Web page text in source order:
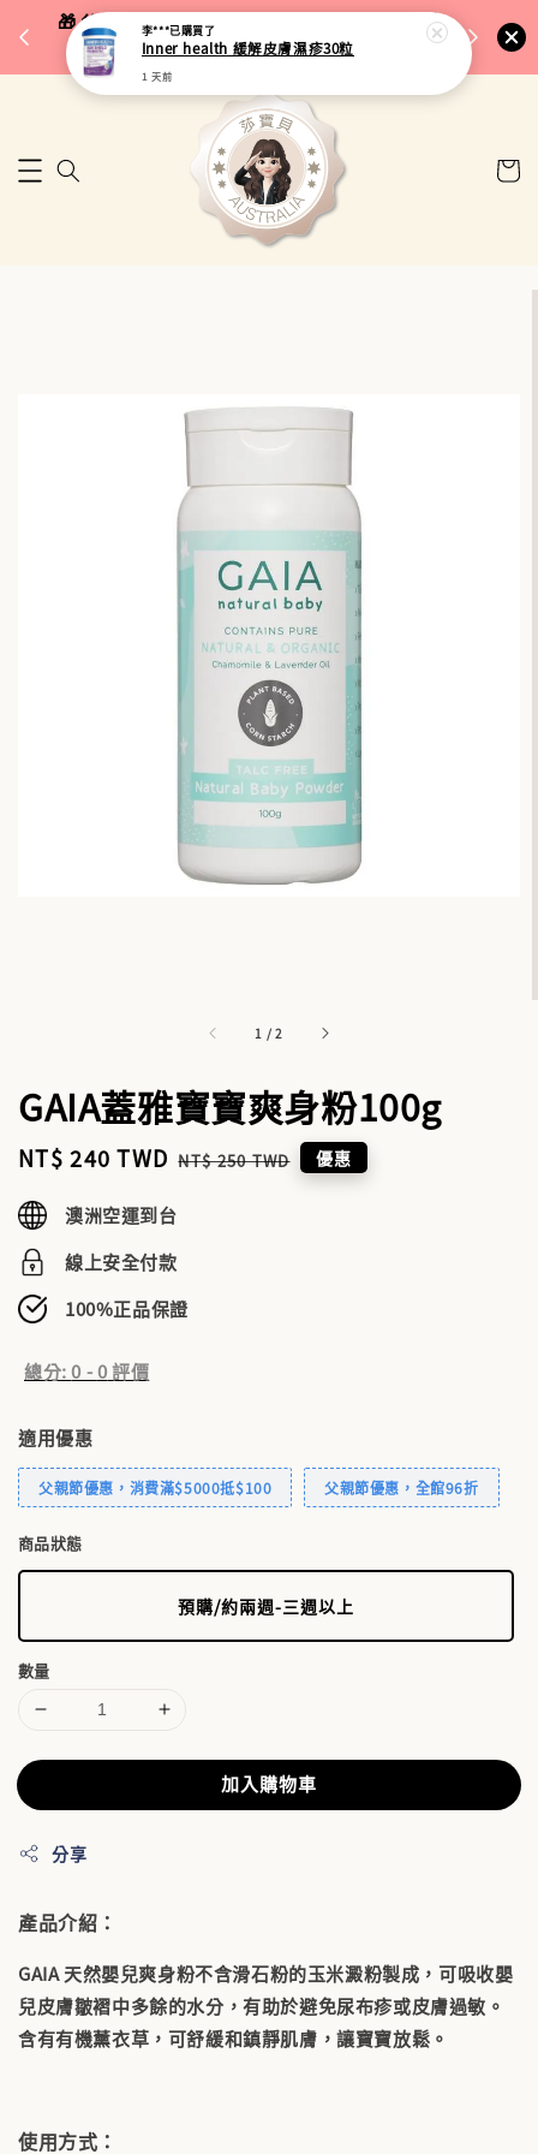
🎁 父親節限定｜全館96折・指定品牌88折｜滿
$5,000再折$100
🚚 台
1 /2
GAIA蓋雅寶寶爽身粉100g
Sale
NT$ 240 TWD Regular
NT$ 250 TWD 優惠
澳洲空運到台
線上安全付款
100%正品保證
總分:0 -0評價
適用優惠
父親節優惠，消費滿$5000抵$100 父親節優惠，全館96折
商品狀態
預購/約兩週-三週以上
數量
加入購物車
分享
產品介紹：
GAIA 天然嬰兒爽身粉不含滑石粉的玉米澱粉製成，可吸收嬰
兒皮膚皺褶中多餘的水分，有助於避免尿布疹或皮膚過敏。
含有有機薰衣草，可舒緩和鎮靜肌膚，讓寶寶放鬆。
使用方式：
李***已購買了
Inner health 緩解皮膚濕疹30粒
1 天前